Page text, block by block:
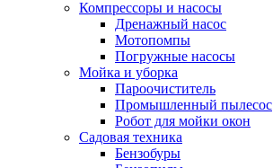
Компрессоры и насосы
Дренажный насос
Мотопомпы
Погружные насосы
Мойка и уборка
Пароочиститель
Промышленный пылесос
Робот для мойки окон
Садовая техника
Бензобуры